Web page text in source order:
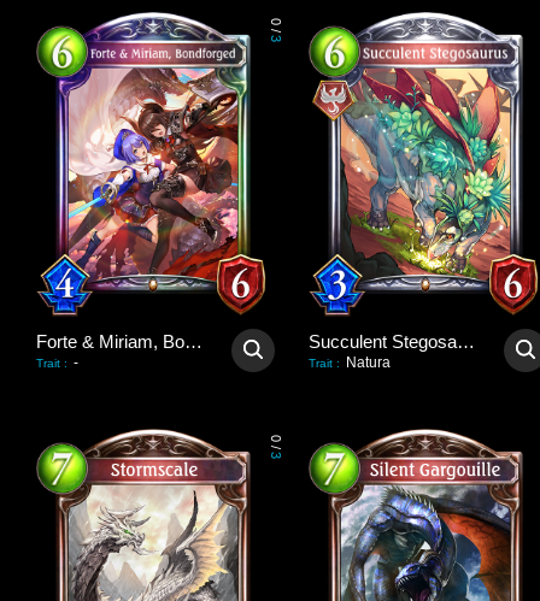
0
/
3
Forte & Miriam, Bondforged
Trait : -
Succulent Stegosaurus
Trait : Natura
0
/
3